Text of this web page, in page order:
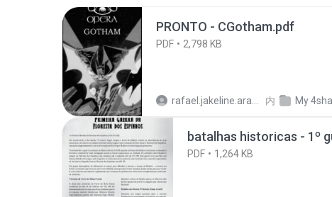
PRONTO - CGotham.pdf
PDF 2,798 KB
rafael.jakeline.araujo 内 My
PDF 1,264 KB